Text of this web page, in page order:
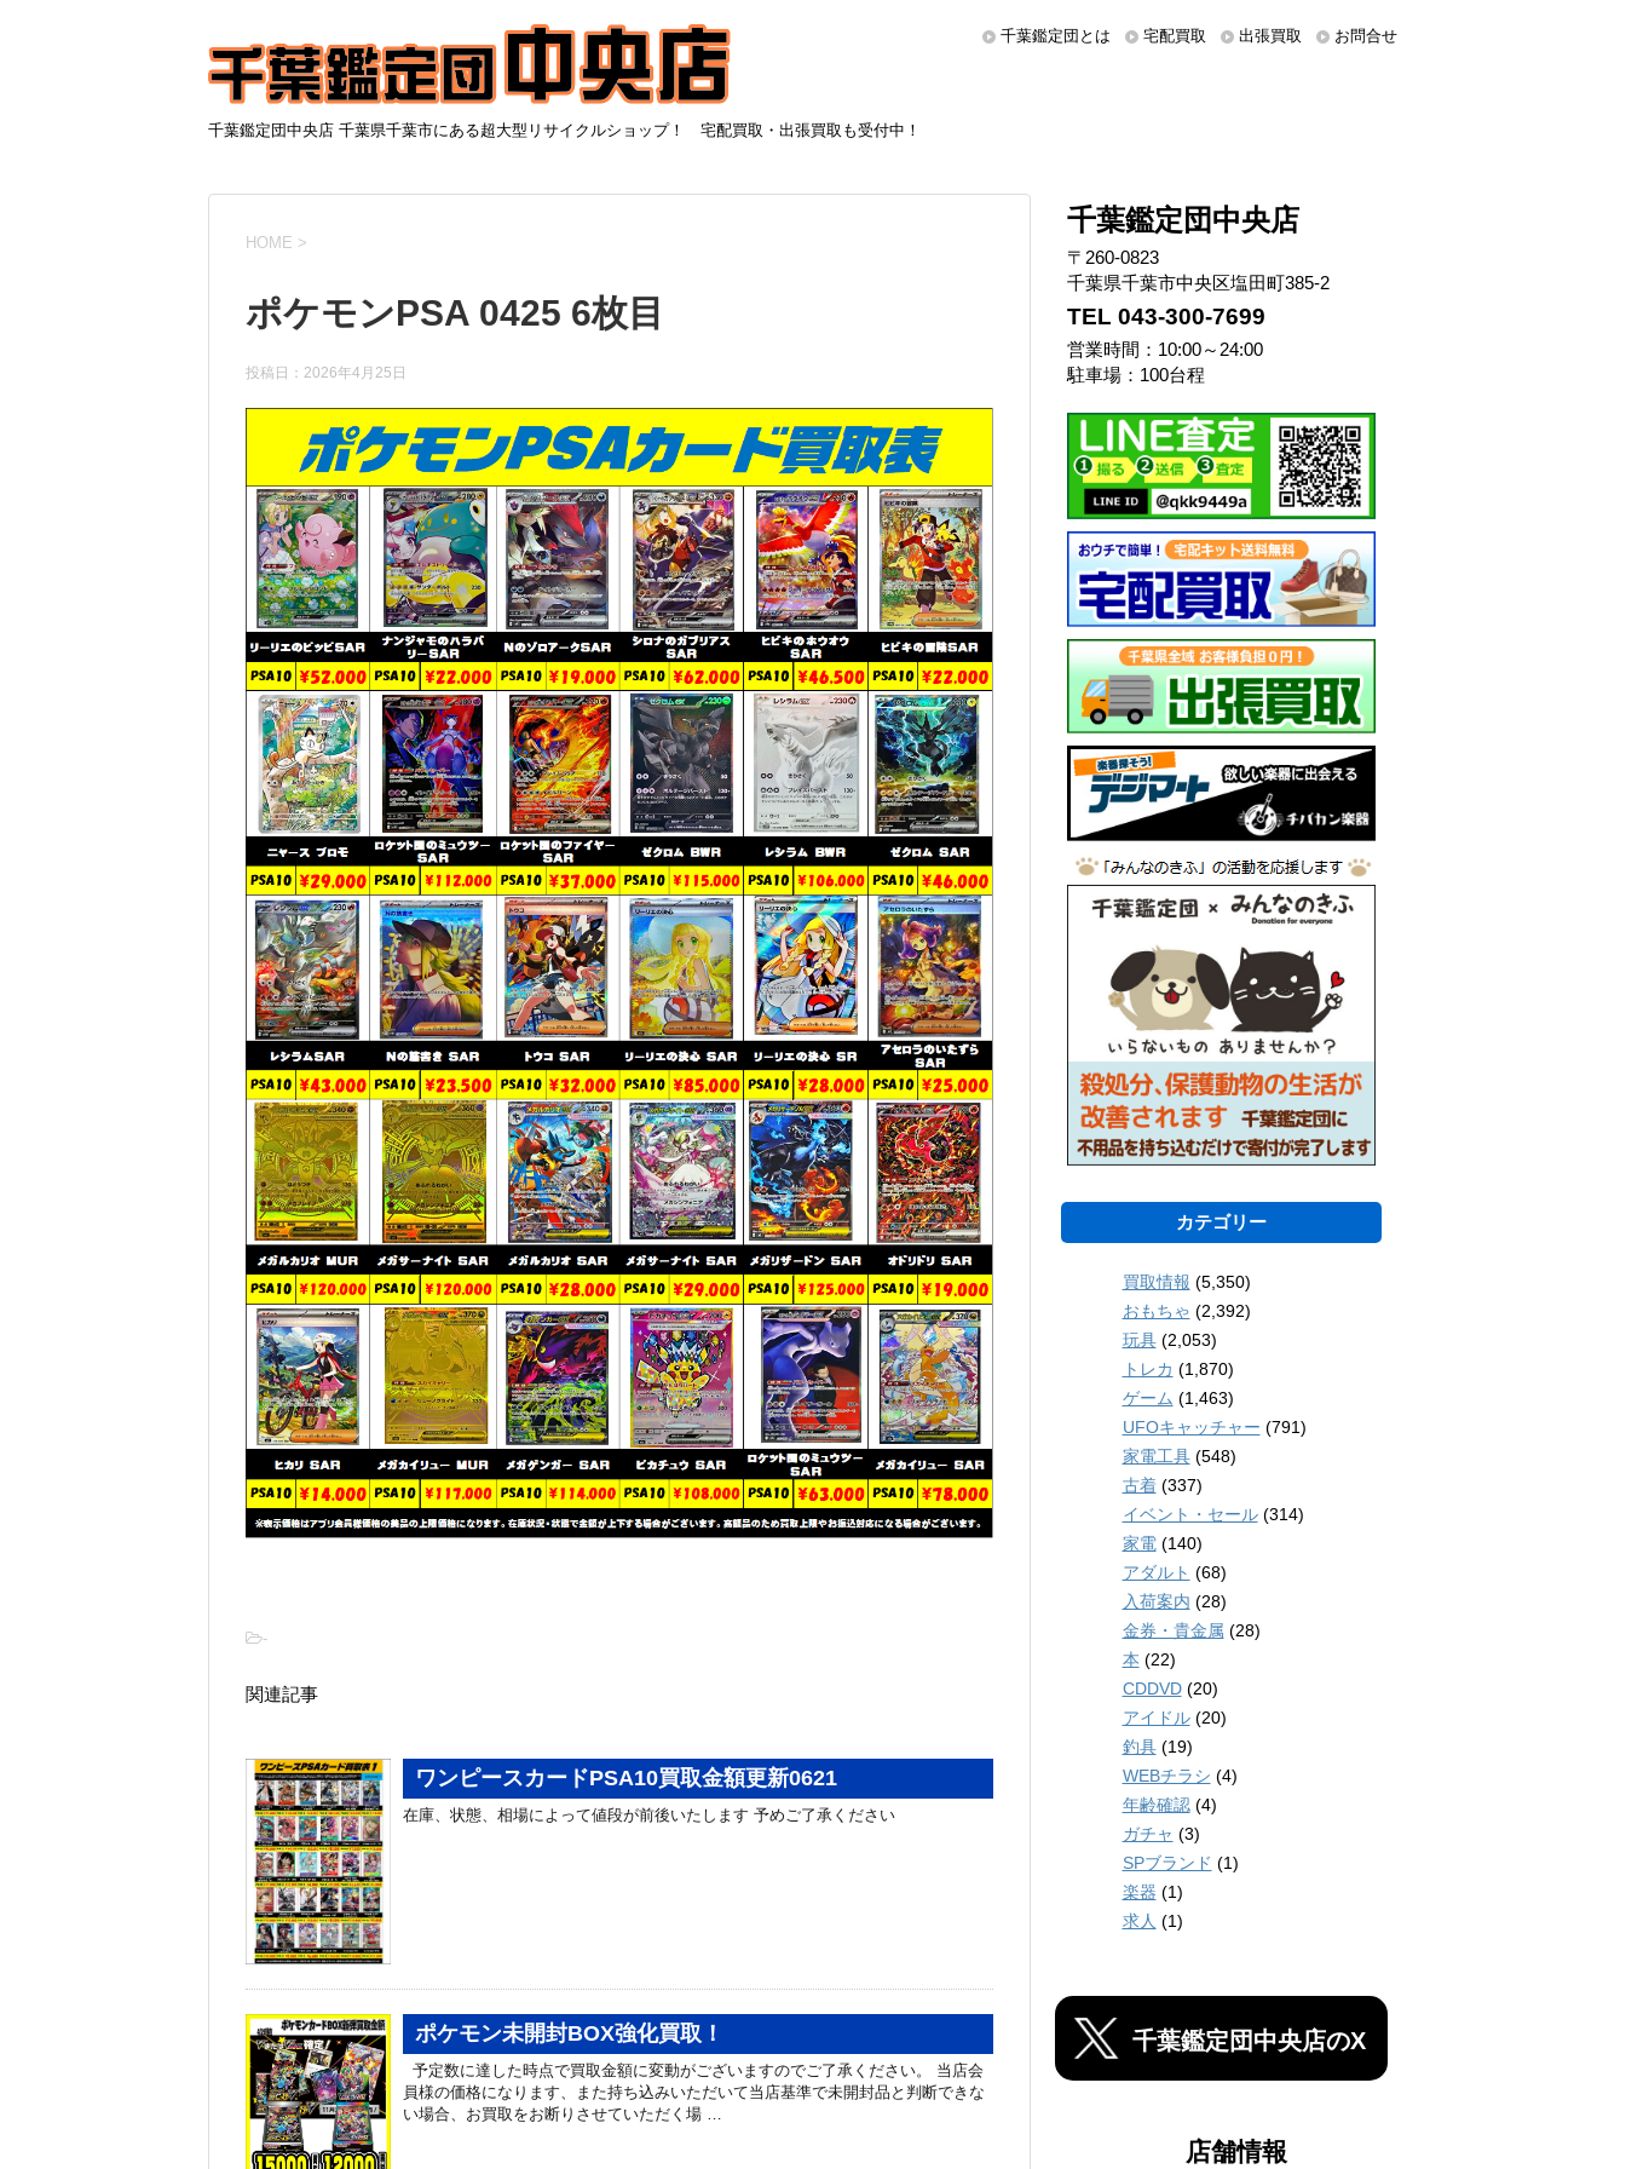
千葉鑑定団中央店 千葉県千葉市にある超大型リサイクルショップ！ 宅配買取・出張買取も受付中！
千葉鑑定団とは 宅配買取 出張買取 お問合せ
HOME >
ポケモンPSA 0425 6枚目
投稿日： 2026年4月25日
-
関連記事
ワンピースカードPSA10買取金額更新0621
在庫、状態、相場によって値段が前後いたします 予めご了承ください
ポケモン未開封BOX強化買取！
予定数に達した時点で買取金額に変動がございますのでご了承ください。 当店会
員様の価格になります、また持ち込みいただいて当店基準で未開封品と判断できな
い場合、お買取をお断りさせていただく場 …
千葉鑑定団中央店
〒260-0823
千葉県千葉市中央区塩田町385-2
TEL 043-300-7699
営業時間：10:00～24:00
駐車場：100台程
カテゴリー
買取情報 (5,350)
おもちゃ (2,392)
玩具(2,053)
トレカ (1,870)
ゲーム (1,463)
UFOキャッチャー (791)
家電工具(548)
古着(337)
イベント・セール(314)
家電(140)
アダルト (68)
入荷案内 (28)
金券・貴金属 (28)
本 (22)
CDDVD(20)
アイドル(20)
釣具(19)
WEBチラシ (4)
年齢確認(4)
ガチャ (3)
SPブランド (1)
楽器 (1)
求人 (1)
千葉鑑定団中央店のX
店舗情報